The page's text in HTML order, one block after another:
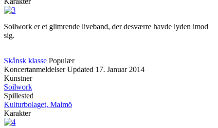
Soilwork er et glimrende liveband, der desværre havde lyden imod
sig.
Skånsk klasse Populær
Koncertanmeldelser Updated 17. Januar 2014
Kunstner
Soilwork
Spillested
Kulturbolaget, Malmö
Karakter